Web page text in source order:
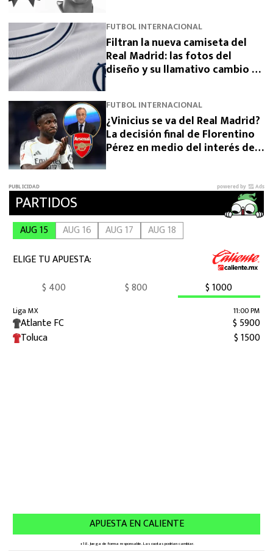
FUTBOL INTERNACIONAL
Filtran la nueva camiseta del
Real Madrid: las fotos del
diseño y su llamativo cambio de
FUTBOL INTERNACIONAL
¿Vinicius se va del Real Madrid?
La decisión final de Florentino
Pérez en medio del interés del